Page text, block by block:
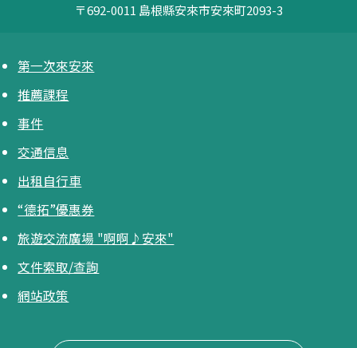
〒692-0011 島根縣安來市安來町2093-3
第一次來安來
推薦課程
事件
交通信息
出租自行車
“德拓”優惠券
旅遊交流廣場 "啊啊♪安來"
文件索取/查詢
網站政策